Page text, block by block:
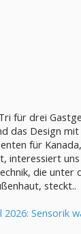
für drei
das Design
für
interessiert
die unter
steckt..
Sensorik